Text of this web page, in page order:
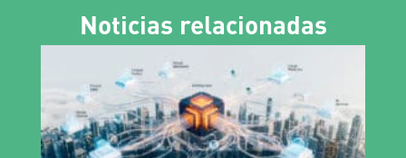
Noticias relacionadas